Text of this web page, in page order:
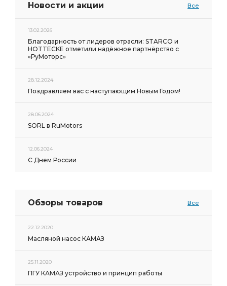
Новости и акции Все
13.02.2026
Благодарность от лидеров отрасли: STARCO и
HOTTECKE отметили надёжное партнёрство с
«РуМоторс»
28.12.2024
Поздравляем вас с наступающим Новым Годом!
28.06.2024
SORL в RuMotors
12.06.2024
С Днем России
Обзоры товаров Все
22.12.2020
Масляной насос КАМАЗ
25.11.2020
ПГУ КАМАЗ устройство и принцип работы